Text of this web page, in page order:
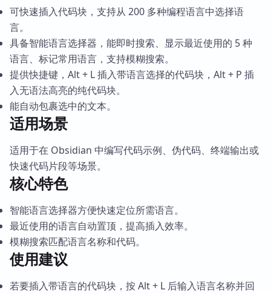
可快速插入代码块，支持从 200 多种编程语言中选择语
言。
具备智能语言选择器，能即时搜索、显示最近使用的 5 种
语言、标记常用语言，支持模糊搜索。
提供快捷键，Alt + L 插入带语言选择的代码块，Alt + P 插
入无语法高亮的纯代码块。
能自动包裹选中的文本。
适用场景
适用于在 Obsidian 中编写代码示例、伪代码、终端输出或
快速代码片段等场景。
核心特色
智能语言选择器方便快速定位所需语言。
最近使用的语言自动置顶，提高插入效率。
模糊搜索匹配语言名称和代码。
使用建议
若要插入带语言的代码块，按 Alt + L 后输入语言名称并回